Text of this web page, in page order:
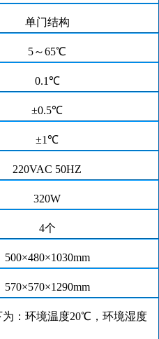
单门结构
5～65℃
0.1 ℃
±0.5℃
±1 ℃
220VAC 50HZ
320W
4个
500×480×1030mm
570×570×1290mm
为：环境温度20℃，环境湿度